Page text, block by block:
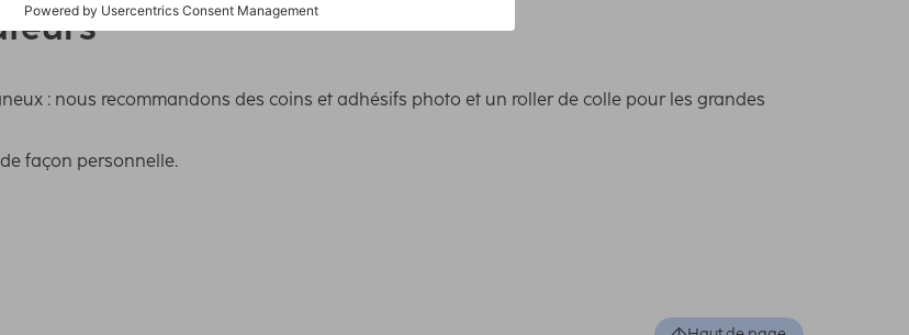
: nous recommandons des coins et adhésifs photo et un roller de colle pour les grandes
façon personnelle.